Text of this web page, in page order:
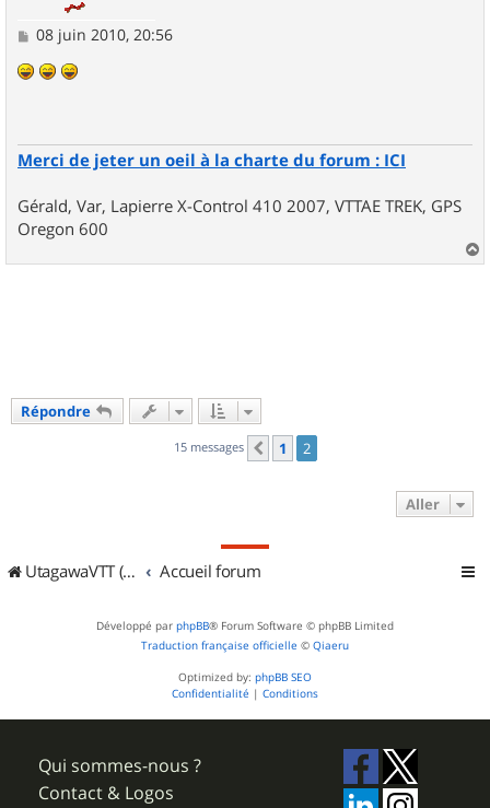
M
s
08 juin 2010, 20:56
Merci de jeter un oeil à la charte du forum : ICI
Gérald, Var, Lapierre X-Control 410 2007, VTTAE TREK, GPS
Oregon 600
a
Répondre
15 messages Précédent
1 2
Aller
UtagawaVTT (Randos VTT et VTTAE avec traces GPS) Accueil forum
Développé par phpBB® Forum Software © phpBB Limited
Traduction française officielle © Qiaeru
Optimized by: phpBB SEO
Confidentialité | Conditions
Qui sommes-nous ?
Contact & Logos